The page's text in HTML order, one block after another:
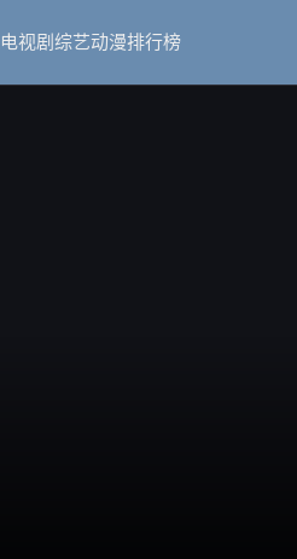
电视剧 综艺动漫排行榜